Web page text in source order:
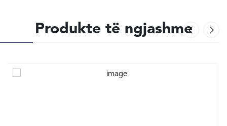
Produkte të ngjashme